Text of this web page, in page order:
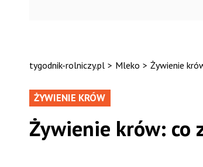
tygodnik-rolniczy.pl > Mleko > Żywienie
ŻYWIENIE KRÓW
Żywienie krów: co